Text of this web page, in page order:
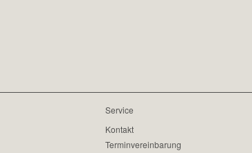
Service
Kontakt
Terminvereinbarung